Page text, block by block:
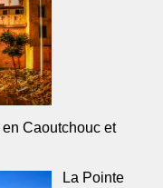
Caoutchouc et
La Pointe